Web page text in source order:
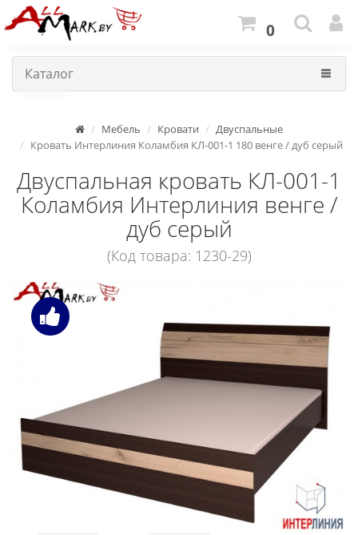
0
Каталог
Мебель Кровати
Двуспальные
Кровать Интерлиния Коламбия КЛ-001-1 180 венге / дуб серый
Двуспальная кровать КЛ-001-1
Коламбия Интерлиния венге /
дуб серый
(Код товара: 1230-29)